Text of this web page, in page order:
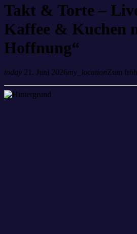
Takt & Torte –
Kaffee & Kuchen
Hoffnung“
today 21. Juni 2026my_locationZum